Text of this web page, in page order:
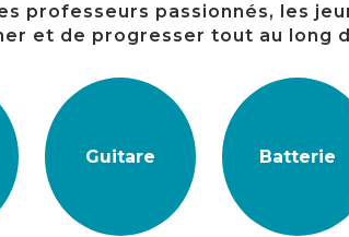
professeurs passionnés, les
et de progresser tout au long
Guitare Batterie